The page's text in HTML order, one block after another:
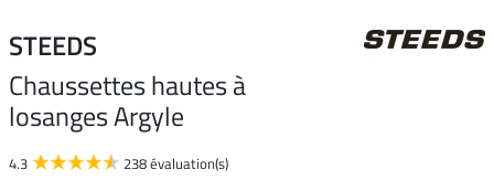
STEEDS
Chaussettes hautes à
losanges Argyle
4.3 238 évaluation(s)